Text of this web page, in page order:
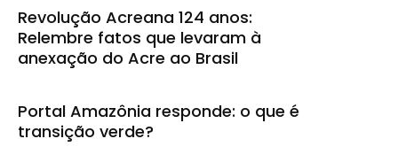
Revolução Acreana 124 anos:
Relembre fatos que levaram à
anexação do Acre ao Brasil
Portal Amazônia responde: o que é
transição verde?